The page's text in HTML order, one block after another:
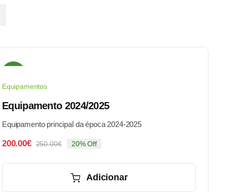
Equipamentos
Equipamento 2024/2025
Equipamento principal da época 2024-2025
250.00€O
era:
200.00€
O
20% Off
Adicionar